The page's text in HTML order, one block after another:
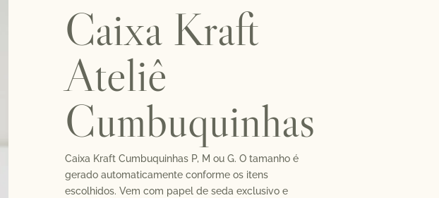
Caixa Kraft
Ateliê
Cumbuquinhas
Caixa Kraft Cumbuquinhas P, M ou G. O tamanho é
gerado automaticamente conforme os itens
escolhidos. Vem com papel de seda exclusivo e